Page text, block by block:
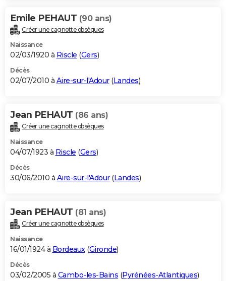
Emile PEHAUT (90 ans)
Créer une cagnotte obsèques
Naissance
02/03/1920 à Riscle (Gers)
Décès
02/07/2010 à Aire-sur-l'Adour(Landes)
Jean PEHAUT (86 ans)
Créer une cagnotte obsèques
Naissance
04/07/1923 à Riscle (Gers)
Décès
30/06/2010 à Aire-sur-l'Adour(Landes)
Jean PEHAUT (81 ans)
Créer une cagnotte obsèques
Naissance
16/01/1924 à Bordeaux(Gironde)
Décès
03/02/2005 à Cambo-les-Bains (Pyrénées-Atlantiques)